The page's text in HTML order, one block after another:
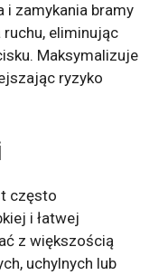
zamykania bramy
eliminując
Maksymalizuje
ryzyko
często
i łatwej
z większością
uchylnych lub